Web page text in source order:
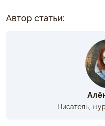
Автор статьи:
Писатель,